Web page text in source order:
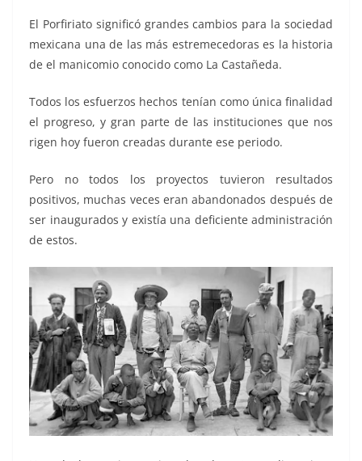
El Porfiriato significó grandes cambios para la sociedad
mexicana una de las más estremecedoras es la historia
de el manicomio conocido como La Castañeda.
Todos los esfuerzos hechos tenían como única finalidad
el progreso, y gran parte de las instituciones que nos
rigen hoy fueron creadas durante ese periodo.
Pero no todos los proyectos tuvieron resultados
positivos, muchas veces eran abandonados después de
ser inaugurados y existía una deficiente administración
de estos.